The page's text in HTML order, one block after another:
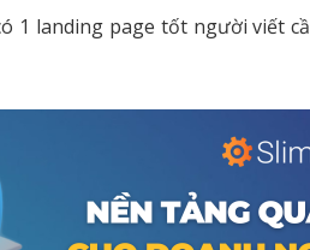
1 landing page tốt người viết